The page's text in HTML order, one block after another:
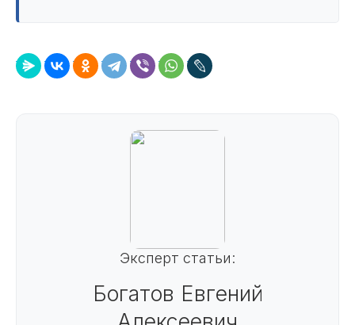
Эксперт статьи:
Богатов Евгений